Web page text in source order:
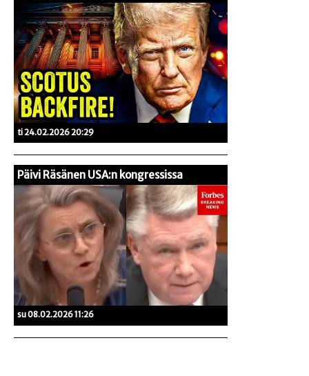
ti 24.02.2026 20:29
Päivi Räsänen USA:n kongressissa
su 08.02.2026 11:26